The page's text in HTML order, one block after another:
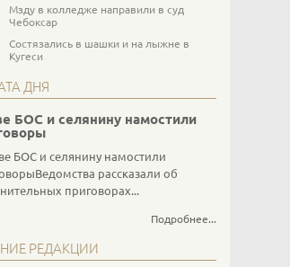
Мзду в колледже направили в суд
Чебоксар
Состязались в шашки и на лыжне в
Кугеси
ДНЯ
БОС и селянину намостили
БОС и селянину намостили
рассказали об
приговорах...
Подробнее...
РЕДАКЦИИ